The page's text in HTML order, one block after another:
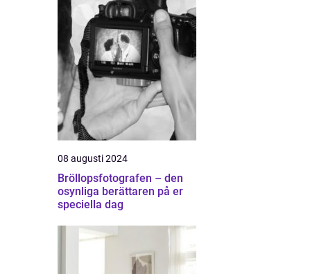
08 augusti 2024
Bröllopsfotografen – den
osynliga berättaren på er
speciella dag